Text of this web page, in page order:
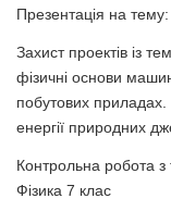
Презентація на
Захист проектів із
фізичні основи
побутових
енергії природних
Контрольна робота з
Фізика 7 клас